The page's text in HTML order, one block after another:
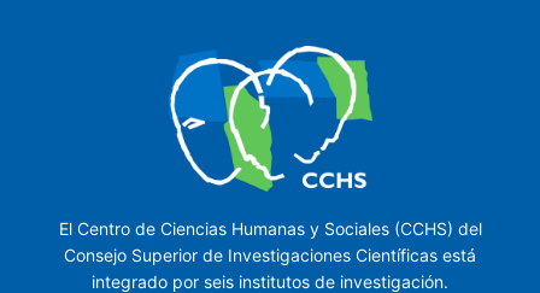
El Centro de Ciencias Humanas y Sociales (CCHS) del
Consejo Superior de Investigaciones Científicas está
integrado por seis institutos de investigación.